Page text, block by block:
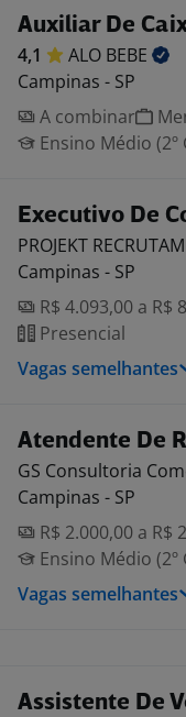
Auxiliar De
4,1 ALO BEBE
Campinas - SP
A combinar
Ensino Médio (2º
Executivo De
PROJEKT
Campinas - SP
R$ 4.093,00 a R$
Presencial
Vagas semelhantes
Atendente De
GS Consultoria
Campinas - SP
R$ 2.000,00 a R$
Ensino Médio (2º
Vagas semelhantes
Assistente De